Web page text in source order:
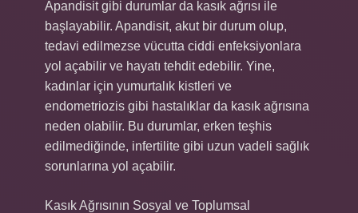
Apandisit gibi durumlar da kasık ağrısı ile
başlayabilir. Apandisit, akut bir durum olup,
tedavi edilmezse vücutta ciddi enfeksiyonlara
yol açabilir ve hayatı tehdit edebilir. Yine,
kadınlar için yumurtalık kistleri ve
endometriozis gibi hastalıklar da kasık ağrısına
neden olabilir. Bu durumlar, erken teşhis
edilmediğinde, infertilite gibi uzun vadeli sağlık
sorunlarına yol açabilir.
Kasık Ağrısının Sosyal ve Toplumsal